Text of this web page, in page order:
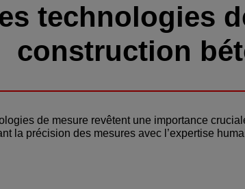
technologies
construction
de mesure revêtent une importance
la précision des mesures avec l’expertise